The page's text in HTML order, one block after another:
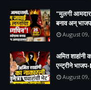
"मुलगी
बनाव अन्
August 09,
अमित शाहांनी
एन्ट्रीने
August 09,